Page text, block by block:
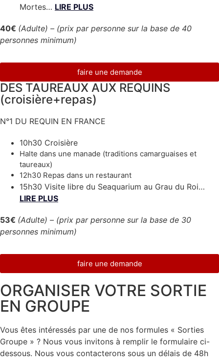
Mortes… LIRE PLUS
40€ (Adulte) – (prix par personne sur la base de 40
personnes minimum)
faire une demande
DES TAUREAUX AUX REQUINS
(croisière+repas)
N°1 DU REQUIN EN FRANCE
10h30 Croisière
Halte dans une manade (traditions camarguaises et
taureaux)
12h30 Repas dans un restaurant
15h30 Visite libre du Seaquarium au Grau du Roi…
LIRE PLUS
53€ (Adulte) – (prix par personne sur la base de 30
personnes minimum)
faire une demande
ORGANISER VOTRE SORTIE
EN GROUPE
Vous êtes intéressés par une de nos formules « Sorties
Groupe » ? Nous vous invitons à remplir le formulaire ci-
dessous. Nous vous contacterons sous un délais de 48h